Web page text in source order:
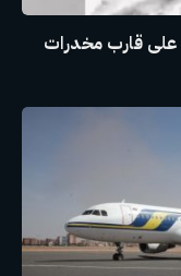
قارب مخدرات